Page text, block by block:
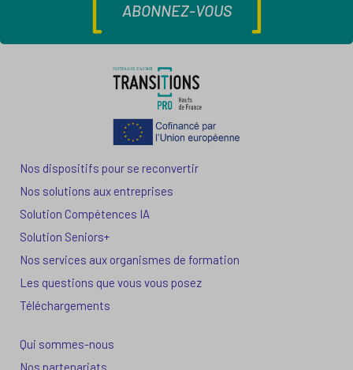
ABONNEZ-VOUS
Nos dispositifs pour se reconvertir
Nos solutions aux entreprises
Solution Compétences IA
Solution Seniors+
Nos services aux organismes de formation
Les questions que vous vous posez
Téléchargements
Qui sommes-nous